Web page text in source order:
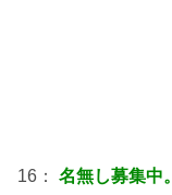
16： 名無し募集中